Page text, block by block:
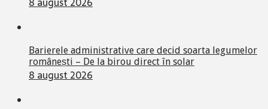
Barierele administrative care decid soarta legumelor
românești – De la birou direct în solar
8 august 2026